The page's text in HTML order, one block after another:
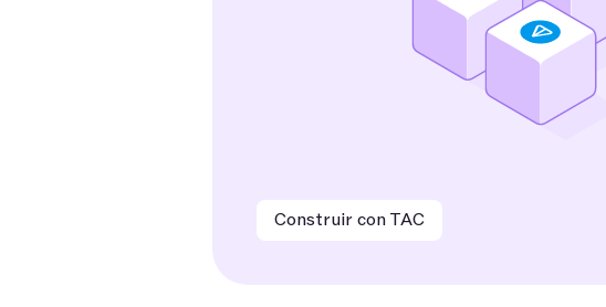
Construir con TAC